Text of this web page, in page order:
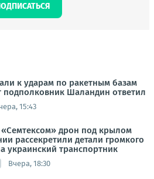
к ударам по ракетным базам
подполковник Шаландин ответил
15:43
дрон под крылом
рассекретили детали громкого
украинский транспортник
Вчера, 18:30